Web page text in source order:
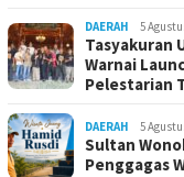
DAERAH 5
Tasyakuran
Warnai
Pelestarian
DAERAH 5
Sultan
Penggagas